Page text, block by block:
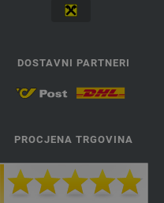
DOSTAVNI PARTNERI
PROCJENA TRGOVINA